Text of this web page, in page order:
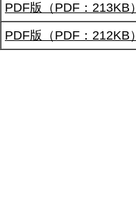
PDF版（PDF：213KB）
PDF版（PDF：212KB）